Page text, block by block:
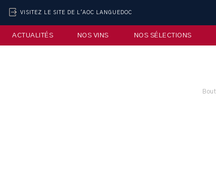
VISITEZ LE SITE DE L'AOC LANGUEDOC
ACTUALITÉS NOS VINS NOS SÉLECTIONS